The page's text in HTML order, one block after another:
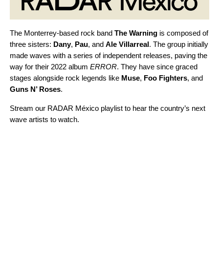
The Monterrey-based rock band The Warning is composed of
three sisters: Dany, Pau, and Ale Villarreal. The group initially
made waves with a series of independent releases, paving the
way for their 2022 album ERROR. They have since graced
stages alongside rock legends like Muse, Foo Fighters, and
Guns N’ Roses.
Stream our RADAR México playlist to hear the country’s next
wave artists to watch.